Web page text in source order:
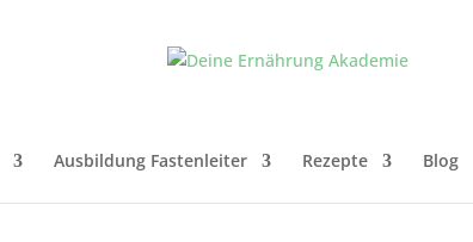
Ausbildung Fastenleiter Rezepte Blog